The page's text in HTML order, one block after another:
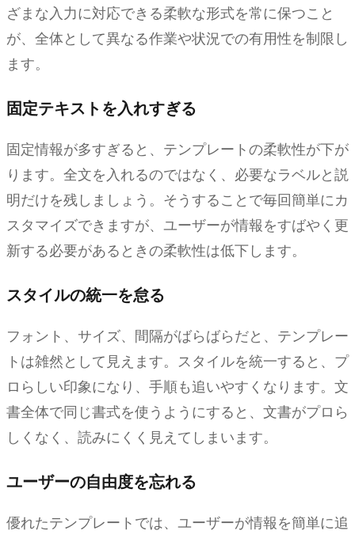
ざまな入力に対応できる柔軟な形式を常に保つこと
が、全体として異なる作業や状況での有用性を制限し
ます。
固定テキストを入れすぎる
固定情報が多すぎると、テンプレートの柔軟性が下が
ります。全文を入れるのではなく、必要なラベルと説
明だけを残しましょう。そうすることで毎回簡単にカ
スタマイズできますが、ユーザーが情報をすばやく更
新する必要があるときの柔軟性は低下します。
スタイルの統一を怠る
フォント、サイズ、間隔がばらばらだと、テンプレー
トは雑然として見えます。スタイルを統一すると、プ
ロらしい印象になり、手順も追いやすくなります。文
書全体で同じ書式を使うようにすると、文書がプロら
しくなく、読みにくく見えてしまいます。
ユーザーの自由度を忘れる
優れたテンプレートでは、ユーザーが情報を簡単に追